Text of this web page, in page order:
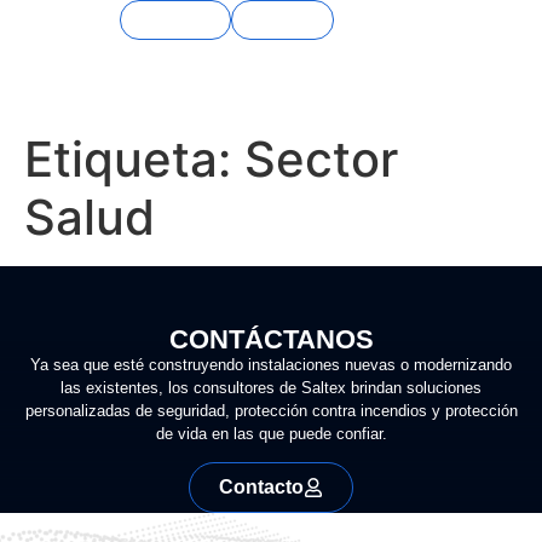
Etiqueta: Sector
Salud
CONTÁCTANOS
Ya sea que esté construyendo instalaciones nuevas o modernizando
las existentes, los consultores de Saltex brindan soluciones
personalizadas de seguridad, protección contra incendios y protección
de vida en las que puede confiar.
Contacto